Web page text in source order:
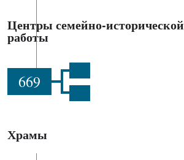
Центры семейно-исторической
работы
669
Храмы